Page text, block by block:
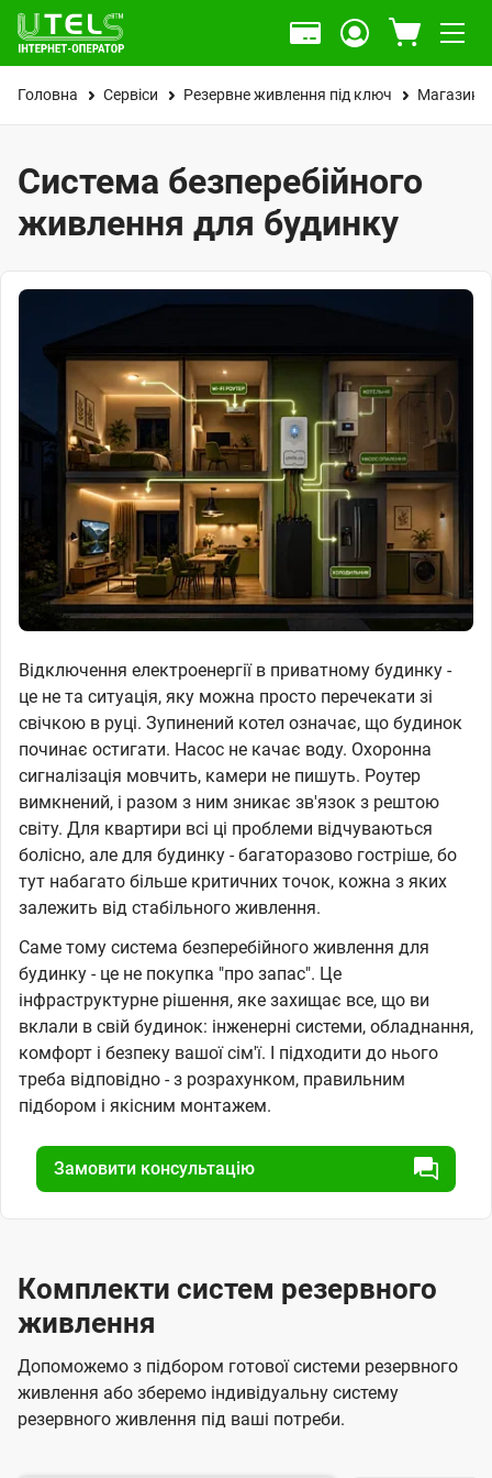
Головна Сервіси Резервне живлення під ключ Магазин
Система безперебійного
живлення для будинку
Відключення електроенергії в приватному будинку -
це не та ситуація, яку можна просто перечекати зі
свічкою в руці. Зупинений котел означає, що будинок
починає остигати. Насос не качає воду. Охоронна
сигналізація мовчить, камери не пишуть. Роутер
вимкнений, і разом з ним зникає зв'язок з рештою
світу. Для квартири всі ці проблеми відчуваються
болісно, але для будинку - багаторазово гостріше, бо
тут набагато більше критичних точок, кожна з яких
залежить від стабільного живлення.
Саме тому система безперебійного живлення для
будинку - це не покупка "про запас". Це
інфраструктурне рішення, яке захищає все, що ви
вклали в свій будинок: інженерні системи, обладнання,
комфорт і безпеку вашої сім'ї. І підходити до нього
треба відповідно - з розрахунком, правильним
підбором і якісним монтажем.
Замовити консультацію
Комплекти систем резервного
живлення
Допоможемо з підбором готової системи резервного
живлення або зберемо індивідуальну систему
резервного живлення під ваші потреби.